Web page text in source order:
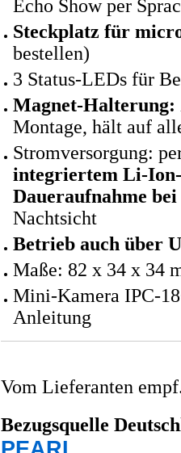
Echo Show per
Steckplatz für
bestellen)
3 Status-LEDs für
Magnet-Halterung:
Montage, hält auf
Stromversorgung:
integriertem Li-
Daueraufnahme bei
Nachtsicht
Betrieb auch über
Maße: 82 x 34 x 34
Mini-Kamera IPC-
Anleitung
Vom Lieferanten
Bezugsquelle